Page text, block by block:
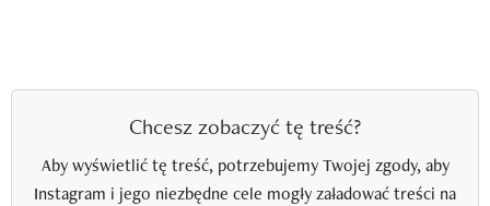
Chcesz zobaczyć tę treść?
Aby wyświetlić tę treść, potrzebujemy Twojej zgody, aby
Instagram i jego niezbędne cele mogły załadować treści na